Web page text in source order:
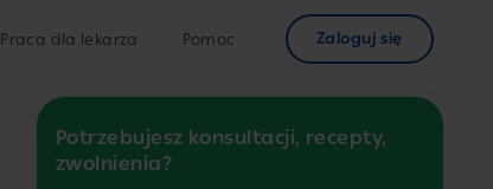
Praca dla lekarza Pomoc Zaloguj się
Potrzebujesz konsultacji, recepty,
zwolnienia?